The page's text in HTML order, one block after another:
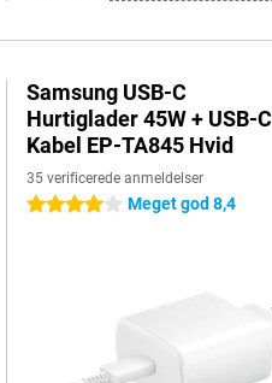
Samsung USB-C
Hurtiglader 45W + USB-C
Kabel EP-TA845 Hvid
35 verificerede anmeldelser
4 stjerner Meget god 8,4